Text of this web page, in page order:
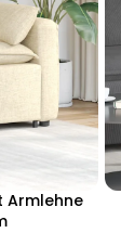
Armlehne